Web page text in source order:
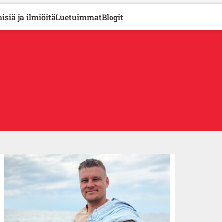
ja ilmiöitäLuetuimmatBlogit